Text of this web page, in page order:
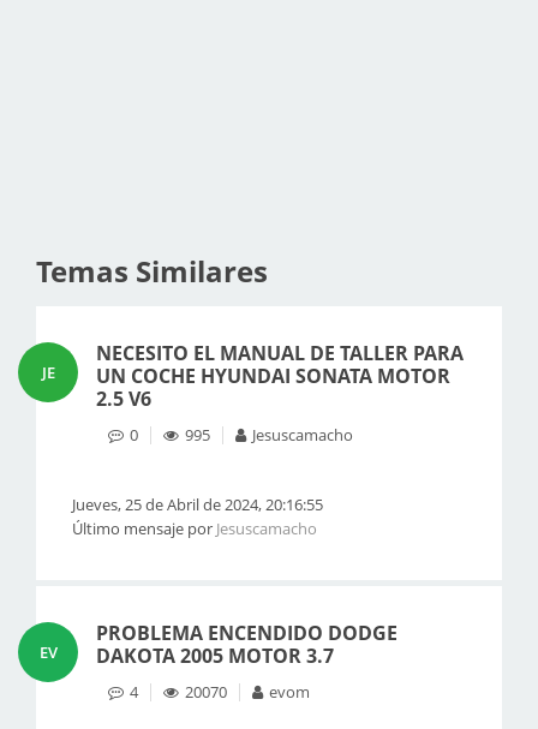
Temas Similares
JE
NECESITO EL MANUAL DE TALLER PARA
UN COCHE HYUNDAI SONATA MOTOR
2.5 V6
0 995 Jesuscamacho
Jueves, 25 de Abril de 2024, 20:16:55
Último mensaje por Jesuscamacho
EV
PROBLEMA ENCENDIDO DODGE
DAKOTA 2005 MOTOR 3.7
4 20070 evom